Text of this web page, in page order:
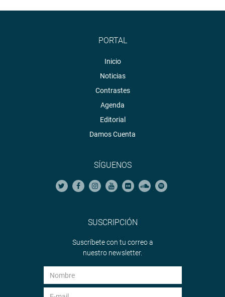
PORTAL
Inicio
Noticias
Contrastes
Agenda
Editorial
Damos Cuenta
SÍGUENOS
SUSCRIPCIÓN
Suscríbete con tu correo a
nuestro newsletter.